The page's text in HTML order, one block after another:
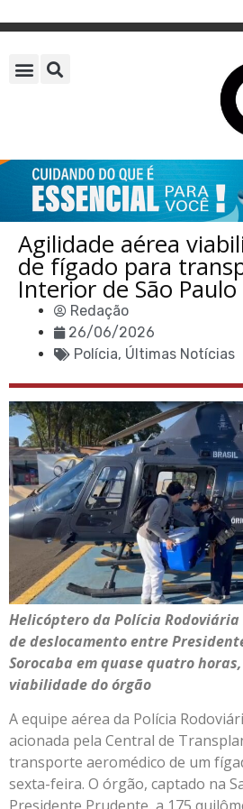
Agilidade aérea
de fígado para
Interior de São Paulo
Redação
26/06/2026
Polícia, Últimas Notícias
Helicóptero da Polícia
de deslocamento entre
Sorocaba em quase quatro
viabilidade do órgão
A equipe aérea da Polícia
acionada pela Central de
transporte aeromédico de um
sexta-feira. O órgão, captado na